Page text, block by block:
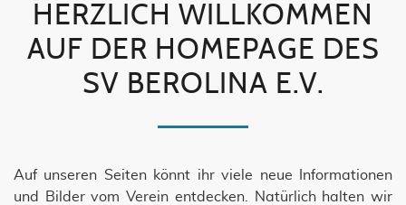
HERZLICH WILLKOMMEN
AUF DER HOMEPAGE DES
SV BEROLINA E.V.
Auf unseren Seiten könnt ihr viele neue Informationen
und Bilder vom Verein entdecken. Natürlich halten wir